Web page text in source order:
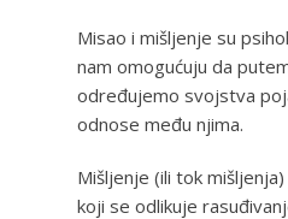
Misao i mišljenje su
nam omogućuju da
određujemo svojstva
odnose među njima.
Mišljenje (ili tok
koji se odlikuje